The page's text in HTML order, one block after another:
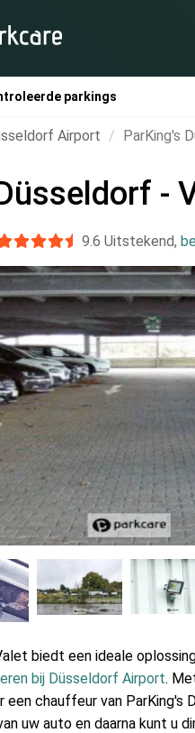
parkings
Airport ParKing's
-
9.6 Uitstekend,
biedt een ideale
bij Düsseldorf Airport.
een chauffeur van
uw auto en daarna kunt u